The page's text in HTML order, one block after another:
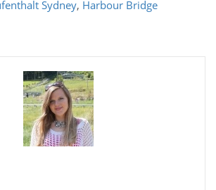
Sydney, Harbour Bridge